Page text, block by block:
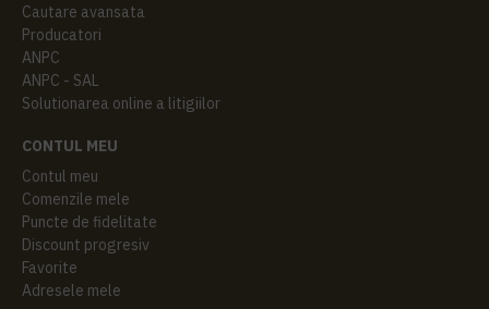
Cautare avansata
Producatori
ANPC
ANPC - SAL
Solutionarea online a litigiilor
CONTUL MEU
Contul meu
Comenzile mele
Puncte de fidelitate
Discount progresiv
Favorite
Adresele mele